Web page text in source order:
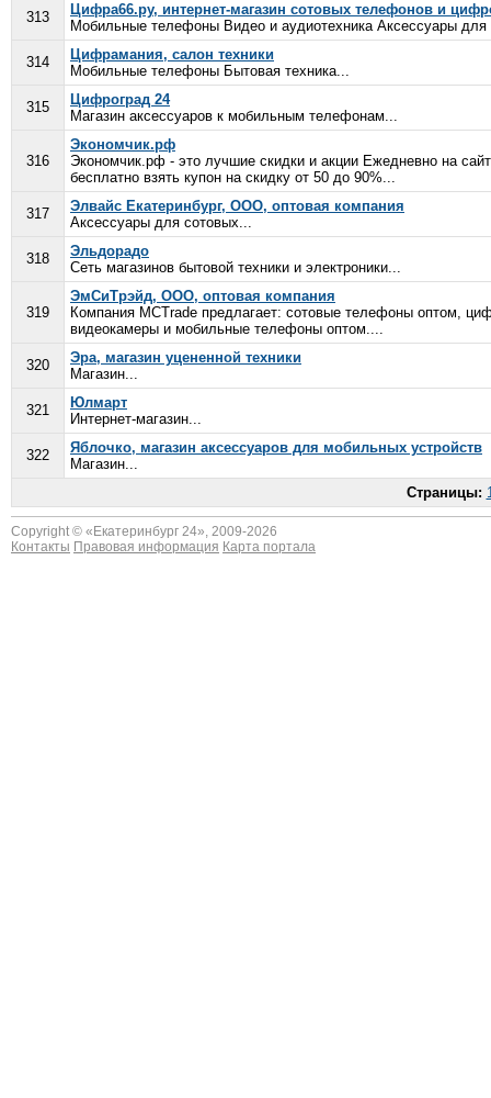
313
Цифра66.ру, интернет-магазин сотовых телефонов и
Мобильные телефоны Видео и аудиотехника Аксессуары для
314
Цифрамания, салон техники
Мобильные телефоны Бытовая техника...
315
Цифроград 24
Магазин аксессуаров к мобильным телефонам...
316
Экономчик.рф
Экономчик.рф - это лучшие скидки и акции Ежедневно на
бесплатно взять купон на скидку от 50 до 90%...
317
Элвайс Екатеринбург, ООО, оптовая компания
Аксессуары для сотовых...
318
Эльдорадо
Сеть магазинов бытовой техники и электроники...
319
ЭмСиТрэйд, ООО, оптовая компания
Компания MCTrade предлагает: сотовые телефоны оптом,
видеокамеры и мобильные телефоны оптом....
320
Эра, магазин уцененной техники
Магазин...
321
Юлмарт
Интернет-магазин...
322
Яблочко, магазин аксессуаров для мобильных устройств
Магазин...
Страницы:
Copyright © « Екатеринбург 24», 2009-2026
Контакты Правовая информация Карта портала